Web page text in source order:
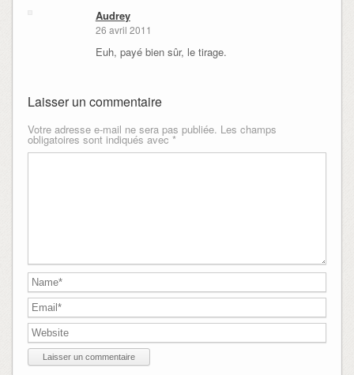
Audrey
26 avril 2011
Euh, payé bien sûr, le tirage.
Laisser un commentaire
Votre adresse e-mail ne sera pas publiée. Les champs
obligatoires sont indiqués avec *